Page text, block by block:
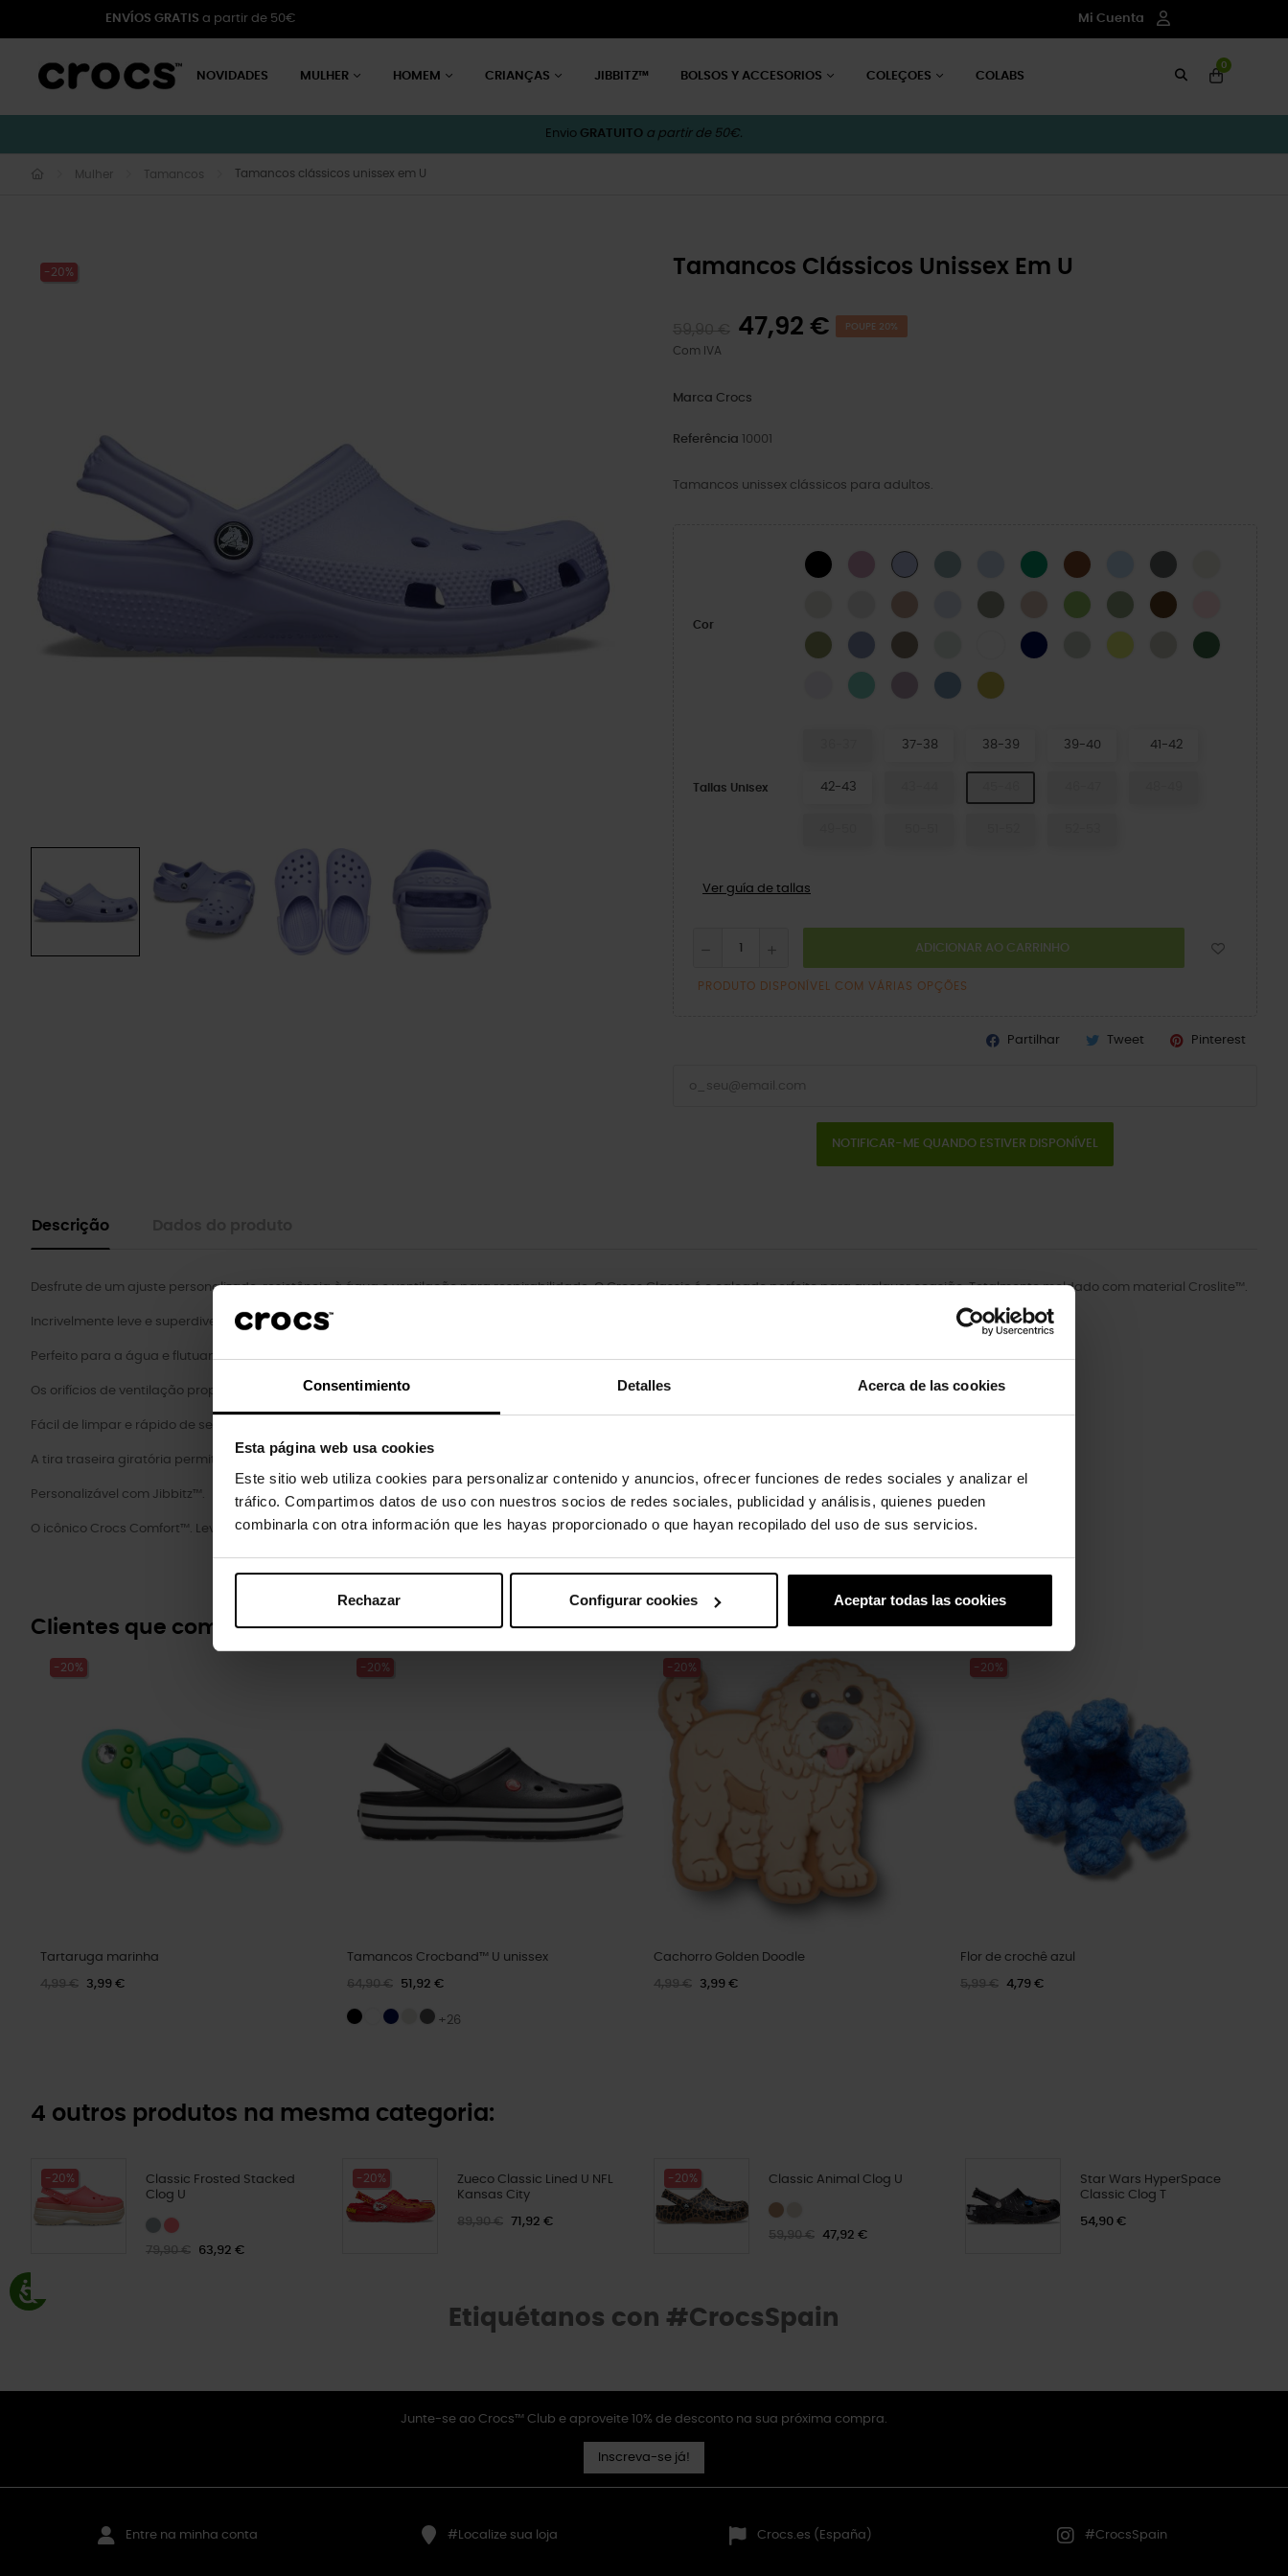
Consentimiento Detalles Acerca de las cookies
Esta página web usa cookies
Este sitio web utiliza cookies para personalizar contenido y anuncios, ofrecer funciones de redes sociales y analizar el
tráfico. Compartimos datos de uso con nuestros socios de redes sociales, publicidad y análisis, quienes pueden
combinarla con otra información que les hayas proporcionado o que hayan recopilado del uso de sus servicios.
Rechazar Configurar cookies Aceptar todas las cookies
ENVÍOS GRATIS a partir de 50€ Mi Cuenta
NOVIDADES MULHER HOMEM CRIANÇAS JIBBITZ™ BOLSOS Y ACCESORIOS COLEÇOES COLABS
0
Envio GRATUITO a partir de 50€.
Mulher Tamancos Tamancos clássicos unissex em U
-20% Tamancos Clássicos Unissex Em U
47,92 € POUPE 20%
Com IVA
Marca Crocs
Referência 10001
Tamancos unissex clássicos para adultos.
Cor
BLACK HydrangeaMystic Purple Blue CalciteGreen IvyCognac Blue FrostCinza Ardósia
Atmosphere Dreamscape
ElephantQuartzKiwi Moss-XCoffee
Exército Verde
Blue HazeTaupe WHITE NAVY SHITAKEAcidity MeteorField Green
Grape IceRetro Dusty LilacAstro BlueMeadow
Tallas Unisex
37-38 38-39 39-40 41-42
42-43
Ver guía de tallas
ADICIONAR AO CARRINHO
PRODUTO DISPONÍVEL COM VÁRIAS OPÇÕES
Partilhar Tweet Pinterest
NOTIFICAR-ME QUANDO ESTIVER DISPONÍVEL
Descrição
Desfrute de um ajuste personalizado, resistência à água e ventilação para respirabilidade. O Crocs Classic é o calçado perfeito para qualquer ocasião. Totalmente moldado com material Croslite™.
Incrivelmente leve e superdivertido para os seus pés.
Perfeito para a água e flutuante, pesa apenas alguns gramas.
Os orifícios de ventilação proporcionam respirabilidade enquanto absorvem água e sujeira.
Fácil de limpar e rápido de secar.
A tira traseira giratória permite um ajuste mais preciso.
Personalizável com Jibbitz™.
O icônico Crocs Comfort™. Leve. Flexível. Conforto de todos os ângulos.
Clientes que compraram este produto também compraram:
-20%
Tartaruga marinha
4,99 € 3,99 €
-20%
Tamancos Crocband™ U unissex
64,90 € 51,92 €
+26
-20%
Cachorro Golden Doodle
4,99 € 3,99 €
-20%
Flor de crochê azul
5,99 € 4,79 €
4 outros produtos na mesma categoria:
-20%
Classic Frosted Stacked
Clog U
79,90 € 63,92 €
-20%
Zueco Classic Lined U NFL
Kansas City
89,90 € 71,92 €
-20% Classic Animal Clog U
59,90 € 47,92 €
Star Wars HyperSpace
Classic Clog T
54,90 €
Etiquétanos con #CrocsSpain
Junte-se ao Crocs™ Club e aproveite 10% de desconto na sua próxima compra.
Inscreva-se já!
Entre na minha conta #Localize sua loja Crocs.es (España) #CrocsSpain